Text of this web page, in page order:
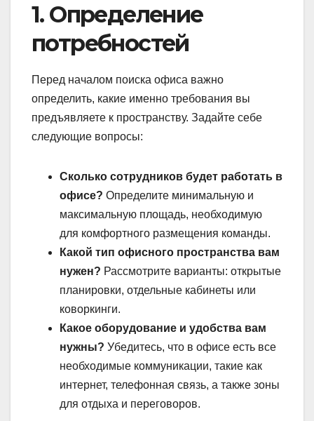
1. Определение
потребностей
Перед началом поиска офиса важно
определить, какие именно требования вы
предъявляете к пространству. Задайте себе
следующие вопросы:
Сколько сотрудников будет работать в
офисе? Определите минимальную и
максимальную площадь, необходимую
для комфортного размещения команды.
Какой тип офисного пространства вам
нужен? Рассмотрите варианты: открытые
планировки, отдельные кабинеты или
коворкинги.
Какое оборудование и удобства вам
нужны? Убедитесь, что в офисе есть все
необходимые коммуникации, такие как
интернет, телефонная связь, а также зоны
для отдыха и переговоров.